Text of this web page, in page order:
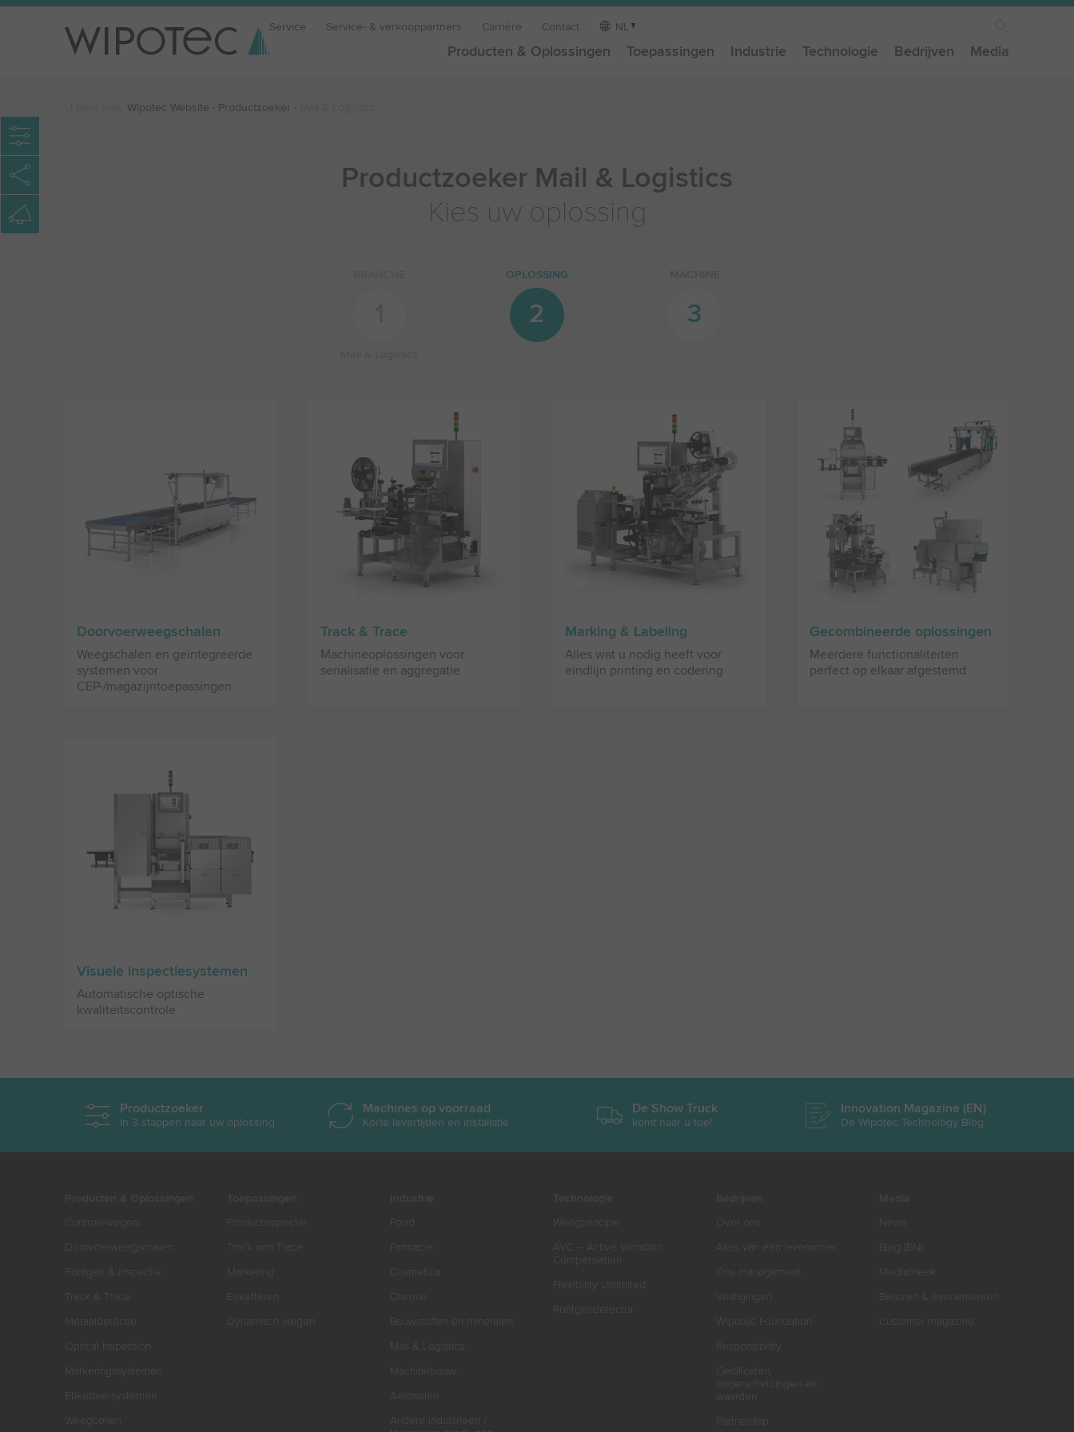
Service Service- & verkooppartners Carrière Contact NL
Producten & Oplossingen Toepassingen Industrie Technologie Bedrijven Media
Wipotec Website Productzoeker
Productzoeker Mail & Logistics
Kies uw oplossing
OPLOSSING
2 3
Doorvoerweegschalen
Weegschalen en geïntegreerde
systemen voor
CEP-/magazijntoepassingen
Track & Trace
Machineoplossingen voor
serialisatie en aggregatie
Marking & Labeling
Alles wat u nodig heeft voor
eindlijn printing en codering
Gecombineerde oplossingen
Meerdere functionaliteiten
perfect op elkaar afgestemd
Visuele inspectiesystemen
Automatische optische
kwaliteitscontrole
Productzoeker
In 3 stappen naar uw oplossing
Machines op voorraad
Korte levertijden en installatie
De Show Truck
komt naar u toe!
Innovation Magazine (EN)
De Wipotec Technology Blog
Controlewegers
Doorvoerweegschalen
Röntgen & inspectie
Track & Trace
Metaaldetectie
Optical Inspection
Markeringssystemen
Etiketteersystemen
Weegcellen
Productinspectie
Track and Trace
Markering
Etiketteren
Dynamisch wegen
Food
Farmacie
Cosmetica
Chemie
Bouwstoffen en mineralen
Mail & Logistics
Machinebouw
Aerosolen
Andere industrieën /
Weegprincipe
AVC – Active Vibration
Compensation
Flexibility Unlimited
Röntgendetector
Over ons
Alles van één leverancier
Ons management
Vestigingen
Wipotec Foundation
Responsibility
Certificaten,
onderscheidingen en
waarden
Partnership
News
Blog (EN)
Mediatheek
Beurzen & evenementen
Customer magazine